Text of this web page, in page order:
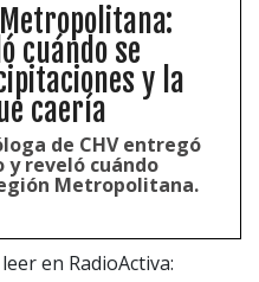
cuándo se
y la
caería
de CHV entregó
reveló cuándo
Metropolitana.
en RadioActiva: